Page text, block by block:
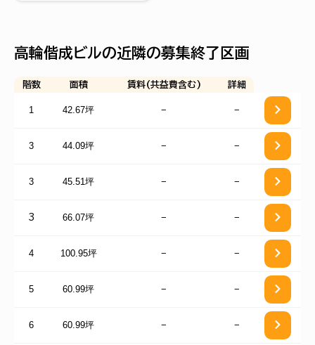
高輪偕成ビルの近隣の募集終了区画
階数 面積 賃料(共益費含む) 詳細
1 42.67坪 − −
3 44.09坪 − −
3 45.51坪 − −
3 66.07坪 − −
4 100.95坪 − −
5 60.99坪 − −
6 60.99坪 − −